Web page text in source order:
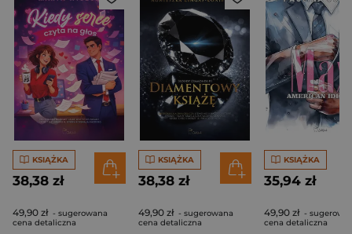
KSIĄŻKA
38,38 zł
49,90 zł - sugerowana
cena detaliczna
KSIĄŻKA
38,38 zł
49,90 zł - sugerowana
cena detaliczna
KSIĄŻKA
35,94 zł
49,90 zł -
cena detaliczna